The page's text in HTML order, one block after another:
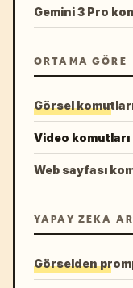
Gemini 3 Pro
ORTAMA GÖRE
Görsel
Video komutları
Web sayfası
YAPAY ZEKA
Görselden